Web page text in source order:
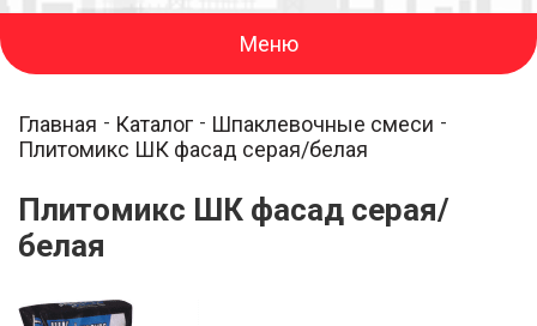
Меню
Главная Каталог
Шпаклевочные смеси
Плитомикс ШК фасад серая/белая
Плитомикс ШК фасад серая/
белая